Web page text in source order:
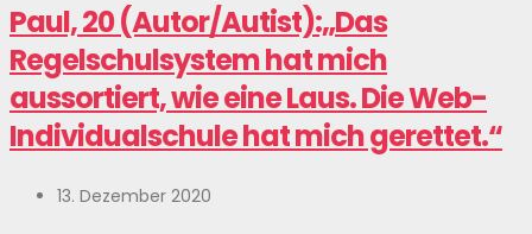
Paul, 20 (Autor/Autist):„Das
Regelschulsystem hat mich
aussortiert, wie eine Laus. Die Web-
Individualschule hat mich gerettet.“
13. Dezember 2020